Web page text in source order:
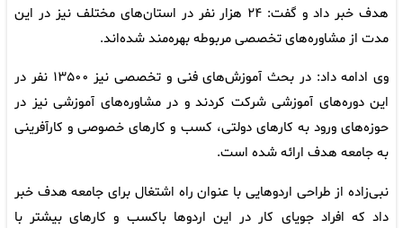
هدف خبر داد و گفت: ۲۴ هزار نفر در استان‌های مختلف نیز در این
مدت از مشاوره‌های تخصصی مربوطه بهره‌مند شده‌اند.
وی ادامه داد: در بحث آموزش‌های فنی و تخصصی نیز ۱۳۵۰۰ نفر در
این دوره‌های آموزشی شرکت کردند و در مشاوره‌های آموزشی نیز در
حوزه‌های ورود به کارهای دولتی، کسب و کارهای خصوصی و کارآفرینی
به جامعه هدف ارائه شده است.
نبی‌زاده از طراحی اردوهایی با عنوان راه اشتغال برای جامعه هدف خبر
داد که افراد جویای کار در این اردوها باکسب و کارهای بیشتر با